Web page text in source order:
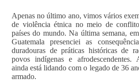
Apenas no último ano, vimos vários
de violência étnica no meio de
países do mundo. Na última semana,
Guatemala presenciei as
duradouras de práticas históricas de
povos indígenas e afrodescendentes.
ainda está lidando com o legado de 36
armado.